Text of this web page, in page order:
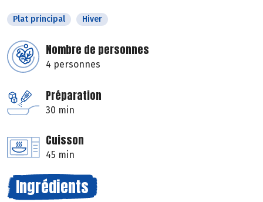
Plat principal Hiver
Nombre de personnes
4 personnes
Préparation
30 min
Cuisson
45 min
Ingrédients